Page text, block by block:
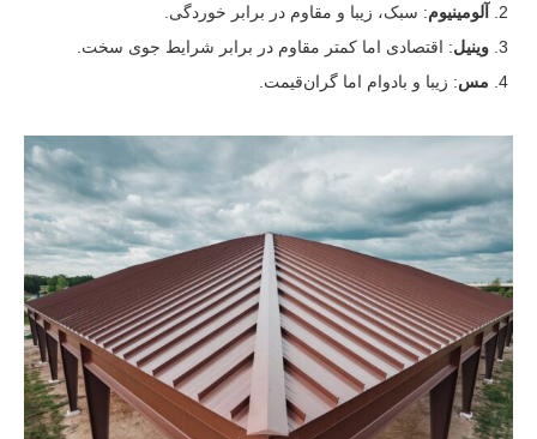
آلومینیوم: سبک، زیبا و مقاوم در برابر خوردگی.
وینیل: اقتصادی اما کمتر مقاوم در برابر شرایط جوی سخت.
مس: زیبا و بادوام اما گران‌قیمت.